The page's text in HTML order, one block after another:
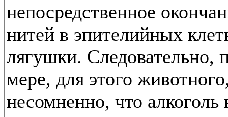
непосредственное
нитей в эпителийных
лягушки. Следовательно,
мере, для этого
несомненно, что алкоголь